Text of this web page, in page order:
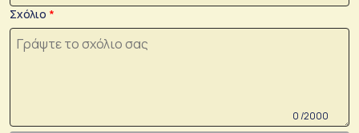
Σχόλιο
0 /2000